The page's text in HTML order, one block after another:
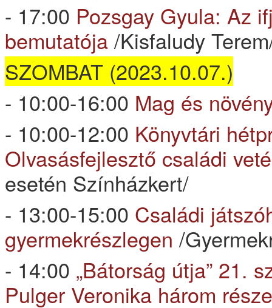
- 17:00 Pozsgay Gyula: Az
bemutatója/Kisfaludy
SZOMBAT (2023.10.07.)
- 10:00-16:00 Mag és
- 10:00-12:00 Könyvtári
Olvasásfejlesztő családi
esetén Színházkert/
- 13:00-15:00 Családi
gyermekrészlegen /
- 14:00 „Bátorság útja” 21.
Pulger Veronika három